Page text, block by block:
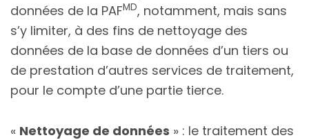
données de la PAFMD, notamment, mais sans
s’y limiter, à des fins de nettoyage des
données de la base de données d’un tiers ou
de prestation d’autres services de traitement,
pour le compte d’une partie tierce.
« Nettoyage de données » : le traitement des